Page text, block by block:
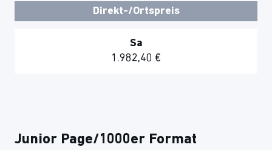
Direkt-/Ortspreis
Sa
1.982,40 €
Junior Page/1000er Format